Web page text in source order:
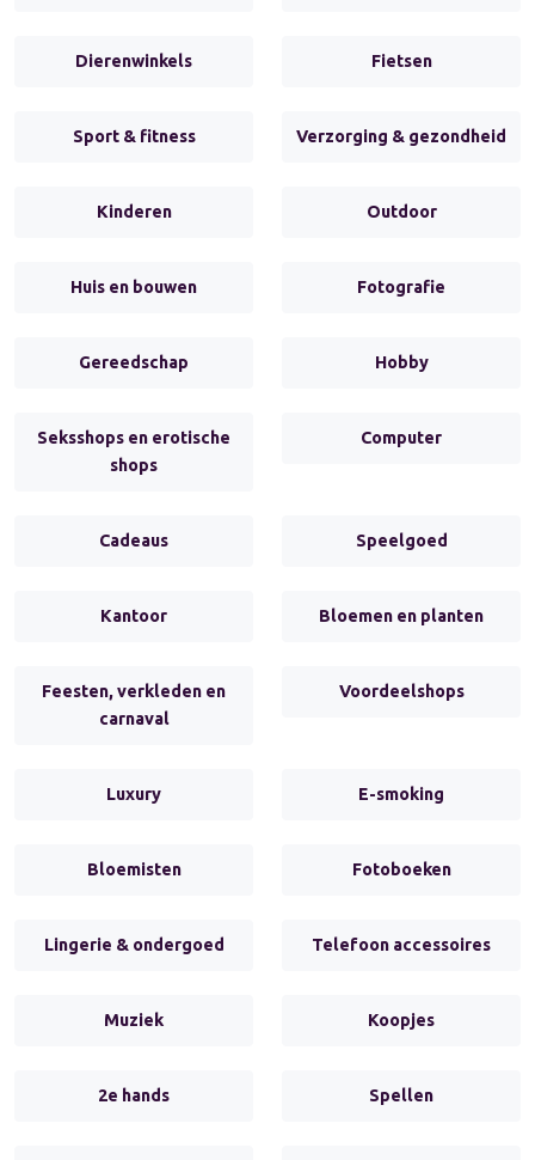
Dierenwinkels Fietsen
Sport & fitness Verzorging & gezondheid
Kinderen Outdoor
Huis en bouwen Fotografie
Gereedschap Hobby
Seksshops en erotische
shops
Computer
Cadeaus Speelgoed
Kantoor Bloemen en planten
Feesten, verkleden en
carnaval
Voordeelshops
Luxury E-smoking
Bloemisten Fotoboeken
Lingerie & ondergoed Telefoon accessoires
Muziek Koopjes
2e hands Spellen